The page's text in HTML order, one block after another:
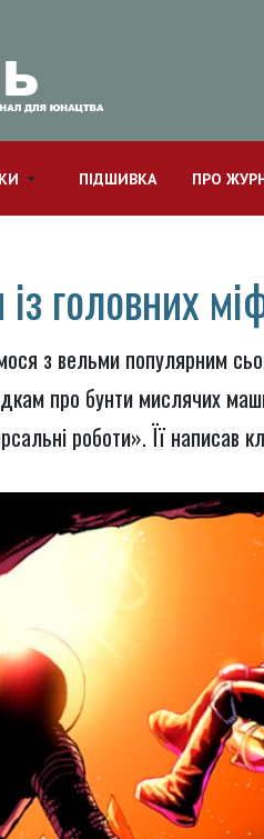
ПІДШИВКА ПРО
головних
з вельми популярним
про бунти мислячих
роботи». Її написав